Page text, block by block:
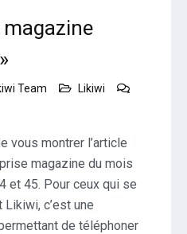
Team
Likiwi
»
vous montrer l’article
magazine du mois
et 45. Pour ceux qui se
c’est une
de téléphoner